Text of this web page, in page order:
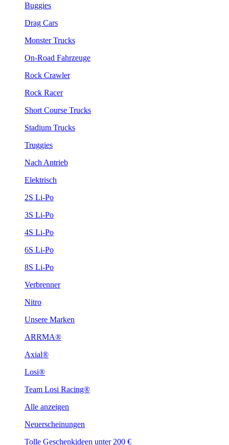
Buggies
Drag Cars
Monster Trucks
On-Road Fahrzeuge
Rock Crawler
Rock Racer
Short Course Trucks
Stadium Trucks
Truggies
Nach Antrieb
Elektrisch
2S Li-Po
3S Li-Po
4S Li-Po
6S Li-Po
8S Li-Po
Verbrenner
Nitro
Unsere Marken
ARRMA®
Axial®
Losi®
Team Losi Racing®
Alle anzeigen
Neuerscheinungen
Tolle Geschenkideen unter 200 €